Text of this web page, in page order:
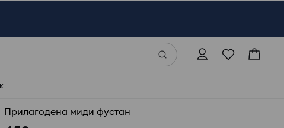
Прилагодена миди фустан